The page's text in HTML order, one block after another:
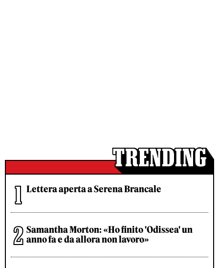
Lettera aperta a Serena Brancale
Samantha Morton: «Ho finito 'Odissea' un
anno fa e da allora non lavoro»